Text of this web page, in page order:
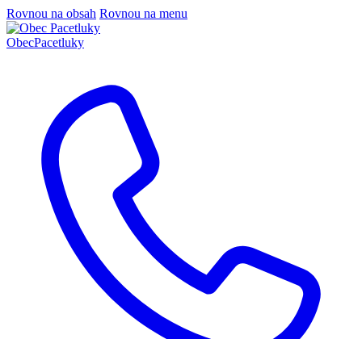
Rovnou na obsah Rovnou na menu
ObecPacetluky